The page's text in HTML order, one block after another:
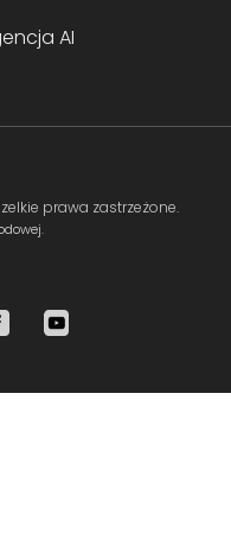
AI
prawa zastrzeżone.